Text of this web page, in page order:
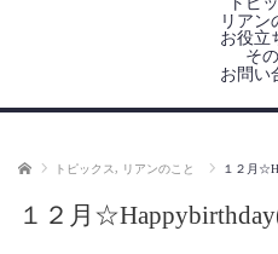
リアン
お役立
そ
お問い
ホーム トピックス リアンのこと １２月
１２月